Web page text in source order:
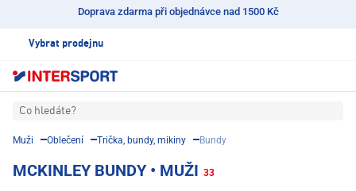
Doprava zdarma při objednávce nad 1500 Kč
Vybrat prodejnu
Co hledáte?
Muži Oblečení Trička, bundy, mikiny Bundy
MCKINLEY BUNDY • MUŽI 33